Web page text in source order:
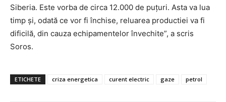
Siberia. Este vorba de circa 12.000 de puțuri. Asta va lua
timp și, odată ce vor fi închise, reluarea productiei va fi
dificilă, din cauza echipamentelor învechite”, a scris
Soros.
ETICHETE criza energetica curent electric gaze petrol